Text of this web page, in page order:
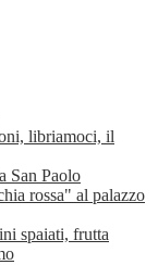
libriamoci, il
San Paolo
rossa" al palazzo
spaiati, frutta